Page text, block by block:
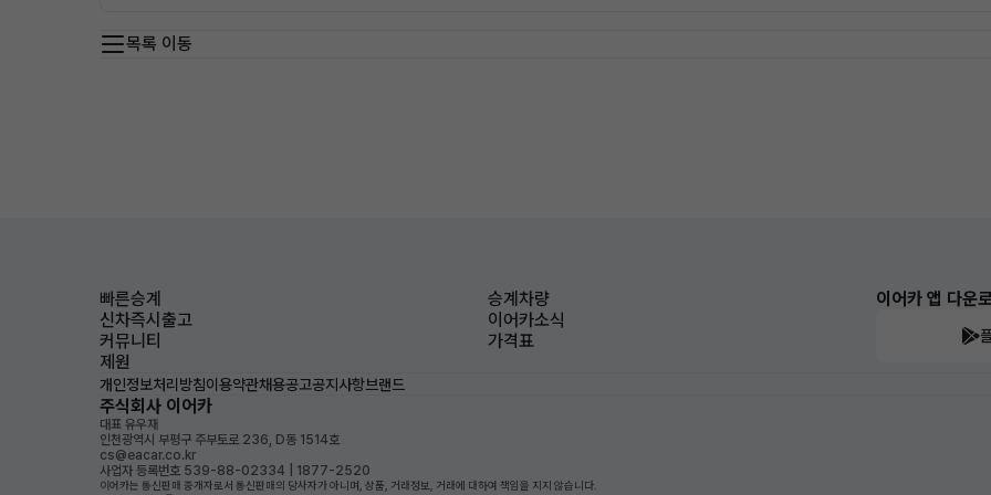
목록 이동
빠른승계
승계차량
신차즉시출고
이어카소식
커뮤니티
가격표
제원
이어카 앱 다운
개인정보처리방침이용약관채용공고공지사항브랜드
주식회사 이어카
대표 유우재
인천광역시 부평구 주부토로 236, D동 1514호
cs@eacar.co.kr
사업자 등록번호 539-88-02334 | 1877-2520
이어카는 통신판매 중개자로서 통신판매의 당사자가 아니며, 상품, 거래정보, 거래에 대하여 책임을 지지 않습니다.